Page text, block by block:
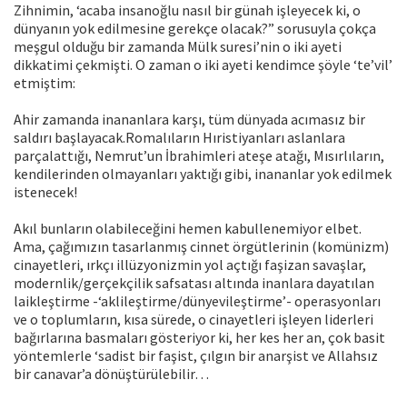
Zihnimin, ‘acaba insanoğlu nasıl bir günah işleyecek ki, o
dünyanın yok edilmesine gerekçe olacak?” sorusuyla çokça
meşgul olduğu bir zamanda Mülk suresi’nin o iki ayeti
dikkatimi çekmişti. O zaman o iki ayeti kendimce şöyle ‘te’vil’
etmiştim:
Ahir zamanda inananlara karşı, tüm dünyada acımasız bir
saldırı başlayacak.Romalıların Hıristiyanları aslanlara
parçalattığı, Nemrut’un İbrahimleri ateşe atağı, Mısırlıların,
kendilerinden olmayanları yaktığı gibi, inananlar yok edilmek
istenecek!
Akıl bunların olabileceğini hemen kabullenemiyor elbet.
Ama, çağımızın tasarlanmış cinnet örgütlerinin (komünizm)
cinayetleri, ırkçı illüzyonizmin yol açtığı faşizan savaşlar,
modernlik/gerçekçilik safsatası altında inanlara dayatılan
laikleştirme -‘aklileştirme/dünyevileştirme’- operasyonları
ve o toplumların, kısa sürede, o cinayetleri işleyen liderleri
bağırlarına basmaları gösteriyor ki, her kes her an, çok basit
yöntemlerle ‘sadist bir faşist, çılgın bir anarşist ve Allahsız
bir canavar’a dönüştürülebilir…